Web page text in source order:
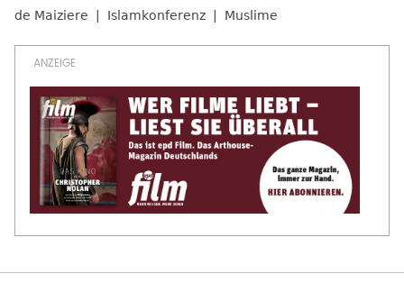
de Maiziere Islamkonferenz Muslime